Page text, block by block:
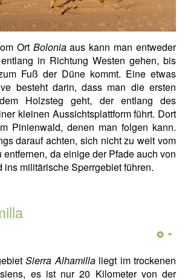
Ort Boloniaaus kann man entweder
in Richtung Westen gehen, bis
Fuß der Düne kommt. Eine etwas
besteht darin, dass man die ersten
Holzsteg geht, der entlang des
kleinen Aussichtsplattform führt. Dort
Pinienwald, denen man folgen kann.
darauf achten, sich nicht zu weit vom
entfernen, da einige der Pfade auch von
ins militärische Sperrgebiet führen.
Sierra Alhamillaliegt im trockenen
es ist nur 20 Kilometer von der